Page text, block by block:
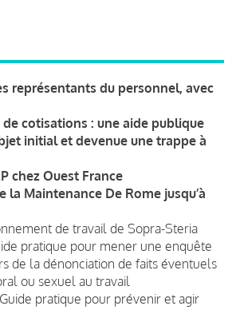
représentants du personnel, avec
cotisations : une aide publique
initial et devenue une trappe à
chez Ouest France
la Maintenance De Rome jusqu’à
de travail de Sopra-Steria
pratique pour mener une enquête
de la dénonciation de faits éventuels
ou sexuel au travail
pratique pour prévenir et agir